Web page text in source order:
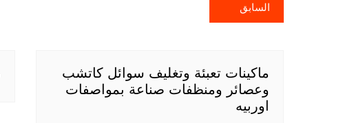
السابق
ماكينات تعبئة وتغليف سوائل كاتشب
وعصائر ومنظفات صناعة بمواصفات
اوربيه